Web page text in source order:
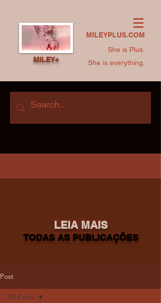
MILEYPLUS.COM
She is Plus.
She is everything.
MILEY+
LEIA MAIS
TODAS AS PUBLICAÇÕES
Post
All Posts